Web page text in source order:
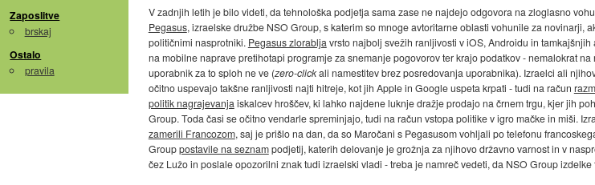
Zaposlitve
brskaj
Ostalo
pravila
V zadnjih letih je bilo videti, da tehnološka podjetja sama zase ne najdejo odgovora na zloglasno
Pegasus, izraelske družbe NSO Group, s katerim so mnoge avtoritarne oblasti vohunile za novinarji,
političnimi nasprotniki. Pegasus zlorablja vrsto najbolj svežih ranljivosti v iOS, Androidu in tamkajšnjih
na mobilne naprave pretihotapi programje za snemanje pogovorov ter krajo podatkov - nemalokrat na
uporabnik za to sploh ne ve (zero-clickali namestitev brez posredovanja uporabnika). Izraelci ali
očitno uspevajo takšne ranljivosti najti hitreje, kot jih Apple in Google uspeta krpati - tudi na račun
politik nagrajevanja iskalcev hroščev, ki lahko najdene luknje dražje prodajo na črnem trgu, kjer jih
Group. Toda časi se očitno vendarle spreminjajo, tudi na račun vstopa politike v igro mačke in miši.
zamerili Francozom, saj je prišlo na dan, da so Maročani s Pegasusom vohljali po telefonu
Grouppostavile na seznampodjetij, katerih delovanje je grožnja za njihovo državno varnost in v
čez Lužo in poslale opozorilni znak tudi izraelski vladi - treba je namreč vedeti, da NSO Group